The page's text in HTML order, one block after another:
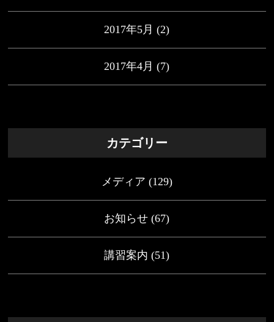
2017年5月 (2)
2017年4月 (7)
カテゴリー
メディア (129)
お知らせ (67)
講習案内 (51)